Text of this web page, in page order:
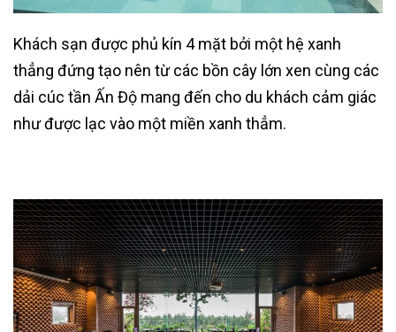
Khách sạn được phủ kín 4 mặt bởi một hệ xanh
thẳng đứng tạo nên từ các bồn cây lớn xen cùng các
dải cúc tần Ấn Độ mang đến cho du khách cảm giác
như được lạc vào một miền xanh thẳm.